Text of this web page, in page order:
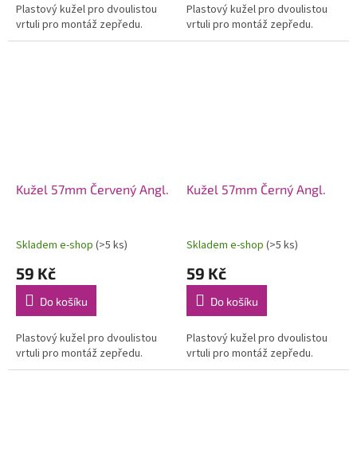
Plastový kužel pro dvoulistou
vrtuli pro montáž zepředu.
Plastový kužel pro dvoulistou
vrtuli pro montáž zepředu.
Kužel 57mm Červený Angl.
Skladem e-shop (>5 ks)
59 Kč
Do košíku
Plastový kužel pro dvoulistou
vrtuli pro montáž zepředu.
Kužel 57mm Černý Angl.
Skladem e-shop (>5 ks)
59 Kč
Do košíku
Plastový kužel pro dvoulistou
vrtuli pro montáž zepředu.